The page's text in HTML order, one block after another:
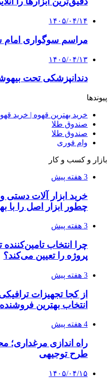
از کجا تجهیزات
انتخاب بهترین فروشنده
راه اندازی مرغداری؛
طرح توجیهی
۱۴۰۵/۰۴/۱۵
عاشقانه، دارک رومنس
۱۴۰۵/۰۴/۱۴
دقیق‌ترین ابزارها را
۱۴۰۵/۰۴/۰۹
آربی نوا؛ راهکار
فرصت‌های آربیتراژ ارز
۱۴۰۵/۰۴/۰۶
محبوب شده است؟
۱۴۰۵/۰۳/۳۱
که نباید نادیده بگیرید
۱۴۰۵/۰۳/۲۸
چرا بسیاری از
نمی‌توانند با
کنند؟